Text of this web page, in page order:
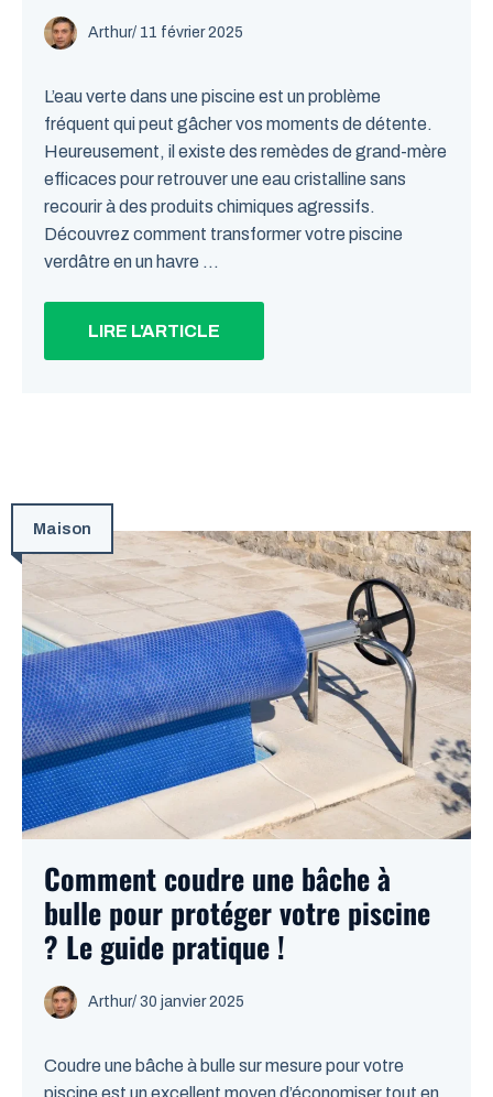
Arthur/ 11 février 2025
L’eau verte dans une piscine est un problème
fréquent qui peut gâcher vos moments de détente.
Heureusement, il existe des remèdes de grand-mère
efficaces pour retrouver une eau cristalline sans
recourir à des produits chimiques agressifs.
Découvrez comment transformer votre piscine
verdâtre en un havre ...
LIRE L'ARTICLE
Maison
Comment coudre une bâche à
bulle pour protéger votre piscine
? Le guide pratique !
Arthur/ 30 janvier 2025
Coudre une bâche à bulle sur mesure pour votre
piscine est un excellent moyen d’économiser tout en